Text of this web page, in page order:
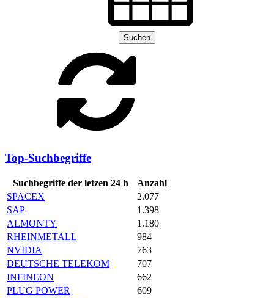
Suchen
Top-Suchbegriffe
Suchbegriffe der letzen 24 h
Anzahl
SPACEX
2.077
SAP
1.398
ALMONTY
1.180
RHEINMETALL
984
NVIDIA
763
DEUTSCHE TELEKOM
707
INFINEON
662
PLUG POWER
609